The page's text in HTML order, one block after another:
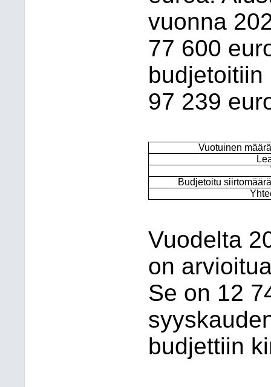
vuonna
77 600
97 239
Vuotuinen
Budjetoitu
Vuodelta
on
Se on 12
budjettiin